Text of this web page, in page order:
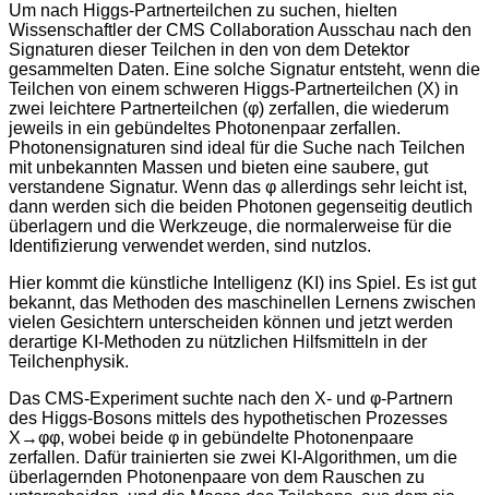
Um nach Higgs-Partnerteilchen zu suchen, hielten
Wissenschaftler der CMS Collaboration Ausschau nach den
Signaturen dieser Teilchen in den von dem Detektor
gesammelten Daten. Eine solche Signatur entsteht, wenn die
Teilchen von einem schweren Higgs-Partnerteilchen (X) in
zwei leichtere Partnerteilchen (φ) zerfallen, die wiederum
jeweils in ein gebündeltes Photonenpaar zerfallen.
Photonensignaturen sind ideal für die Suche nach Teilchen
mit unbekannten Massen und bieten eine saubere, gut
verstandene Signatur. Wenn das φ allerdings sehr leicht ist,
dann werden sich die beiden Photonen gegenseitig deutlich
überlagern und die Werkzeuge, die normalerweise für die
Identifizierung verwendet werden, sind nutzlos.
Hier kommt die künstliche Intelligenz (KI) ins Spiel. Es ist gut
bekannt, das Methoden des maschinellen Lernens zwischen
vielen Gesichtern unterscheiden können und jetzt werden
derartige KI-Methoden zu nützlichen Hilfsmitteln in der
Teilchenphysik.
Das CMS-Experiment suchte nach den X- und φ-Partnern
des Higgs-Bosons mittels des hypothetischen Prozesses
X→φφ, wobei beide φ in gebündelte Photonenpaare
zerfallen. Dafür trainierten sie zwei KI-Algorithmen, um die
überlagernden Photonenpaare von dem Rauschen zu